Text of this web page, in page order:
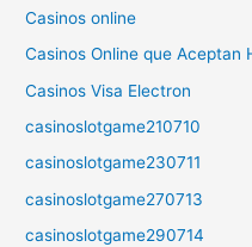
Casinos online
Casinos Online que Aceptan
Casinos Visa Electron
casinoslotgame210710
casinoslotgame230711
casinoslotgame270713
casinoslotgame290714